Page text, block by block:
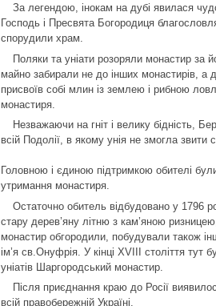
За легендою, інокам на дубі явилася
Господь і Пресвята Богородиця
спорудили храм.
Поляки та уніати розоряли монастир за
майно забирали не до інших монастирів, а
присвоїв собі млин із землею і рибною
монастиря.
Незважаючи на гніт і велику бідність,
всій Подолії, в якому унія не змогла звити
Головною і єдиною підтримкою обителі
утримання монастиря.
Остаточно обитель відбудовано у 1796
стару дерев’яну літню з кам’яною
монастир обгородили, побудували також
ім’я св.Онуфрія. У кінці XVIII cтоліття тут
уніатів Шаргородський монастир.
Після приєднання краю до Росії
всій правобережній Україні.